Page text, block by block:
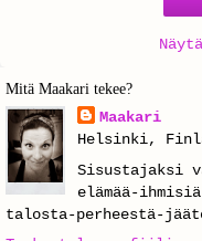
Mitä Maakari tekee?
Maakari
Helsinki,
Sisustajaksi
elämää-
talosta-perheestä-